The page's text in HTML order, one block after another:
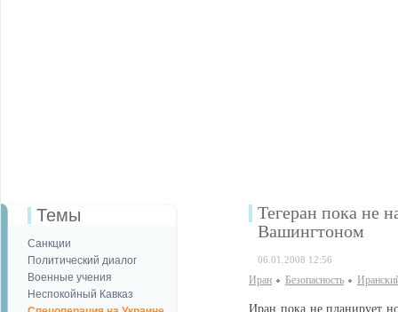
Темы
Санкции
Политический диалог
Военные учения
Неспокойный Кавказ
Тегеран пока не
Вашингтоном
06.01.2008 12:56
Иран Безопаcность
Иран пока не планирует